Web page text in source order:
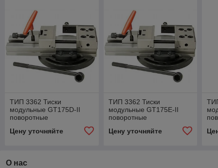
ТИП 3362 Тиски
модульные GT175D-II
поворотные
Цену уточняйте
ТИП 3362 Тиски
модульные GT175E-II
поворотные
Цену уточняйте
О нас